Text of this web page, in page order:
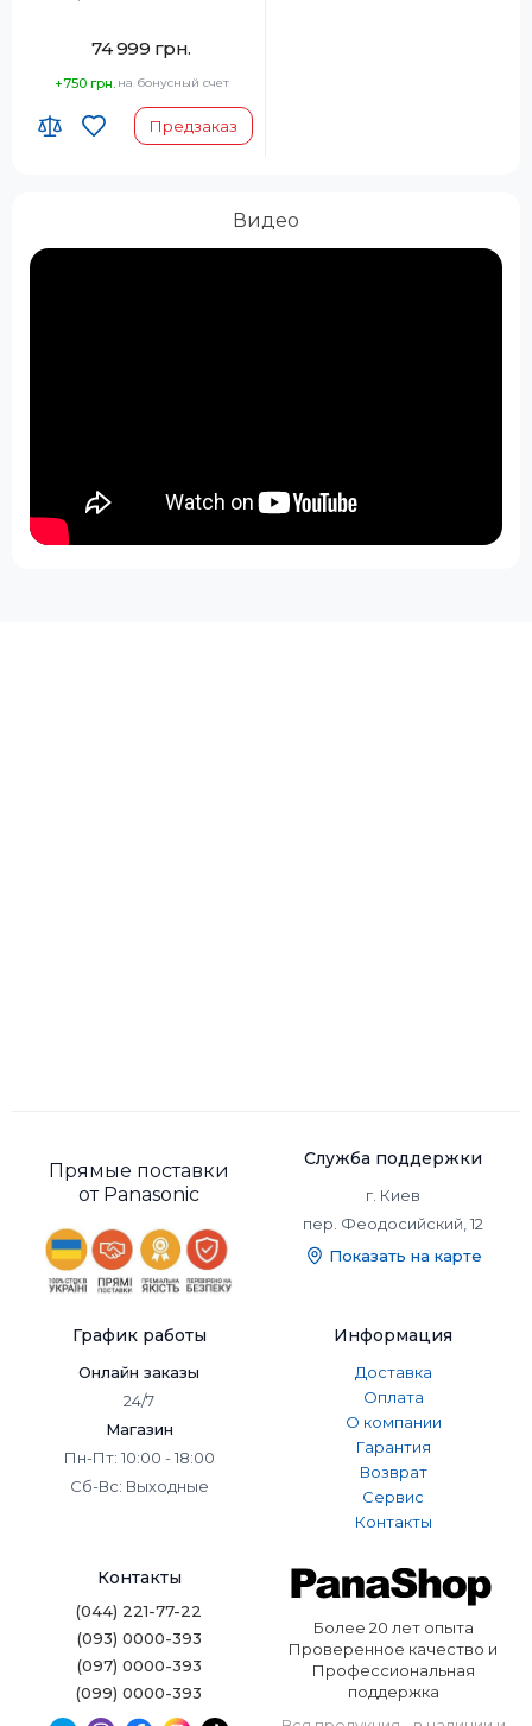
74 999 грн.
+750 грн. на бонусный счет
Предзаказ
Видео
Прямые поставки
от Panasonic
Служба поддержки
г. Киев
пер. Феодосийский, 12
Показать на карте
График работы
Онлайн заказы
24/7
Магазин
Пн-Пт: 10:00 - 18:00
Сб-Вс: Выходные
Информация
Доставка
Оплата
О компании
Гарантия
Возврат
Сервис
Контакты
Контакты
(044) 221-77-22
(093) 0000-393
(097) 0000-393
(099) 0000-393
Более 20 лет опыта
Проверенное качество и
Профессиональная
поддержка